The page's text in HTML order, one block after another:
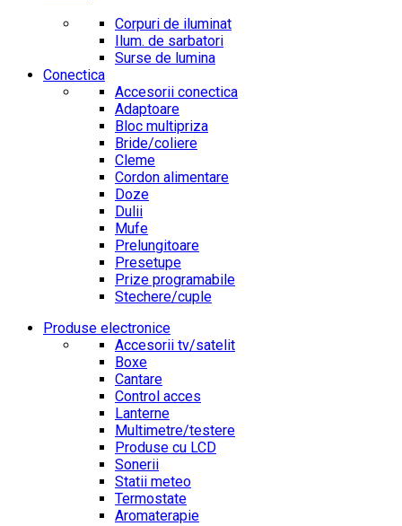
Corpuri de iluminat
Ilum. de sarbatori
Surse de lumina
Conectica
Accesorii conectica
Adaptoare
Bloc multipriza
Bride/coliere
Cleme
Cordon alimentare
Doze
Dulii
Mufe
Prelungitoare
Presetupe
Prize programabile
Stechere/cuple
Produse electronice
Accesorii tv/satelit
Boxe
Cantare
Control acces
Lanterne
Multimetre/testere
Produse cu LCD
Sonerii
Statii meteo
Termostate
Aromaterapie